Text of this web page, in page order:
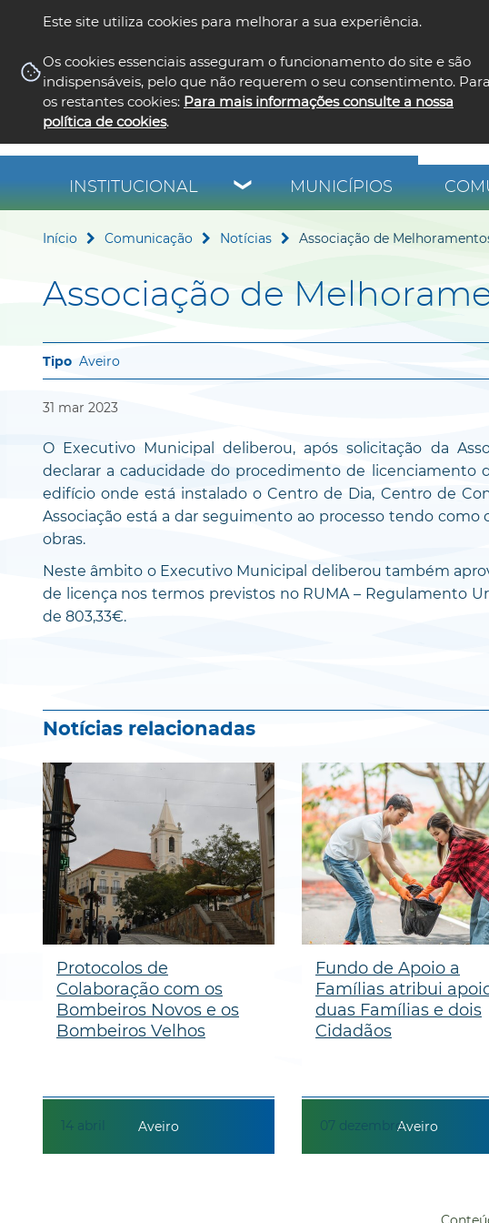
Este site utiliza cookies para melhorar a sua experiência.
Os cookies essenciais asseguram o funcionamento do site e são
indispensáveis, pelo que não requerem o seu consentimento. Para
os restantes cookies: Para mais informações consulte a nossa
política de cookies.
INSTITUCIONAL MUNICÍPIOS
Início Comunicação Notícias Associação de
Associação de
Aveiro
31 mar 2023
O Executivo Municipal deliberou, após solicitação da
declarar a caducidade do procedimento de licenciamento
edifício onde está instalado o Centro de Dia, Centro de
Associação está a dar seguimento ao processo tendo como
obras.
Neste âmbito o Executivo Municipal deliberou também
de licença nos termos previstos no RUMA – Regulamento
de 803,33€.
Notícias relacionadas
14 abril
Protocolos de
Colaboração com os
Bombeiros Novos e os
Bombeiros Velhos
Aveiro 07 dezembro
Fundo de Apoio a
Famílias atribui
duas Famílias e dois
Cidadãos
Aveiro